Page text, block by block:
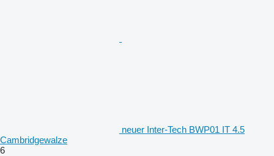
neuer Inter-Tech BWP01 IT 4.5
Cambridgewalze
6